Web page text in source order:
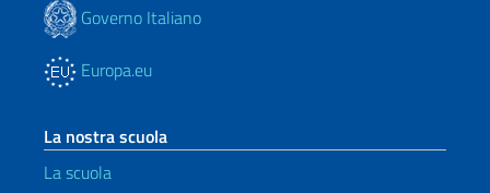
Governo Italiano
Europa.eu
La nostra scuola
La scuola